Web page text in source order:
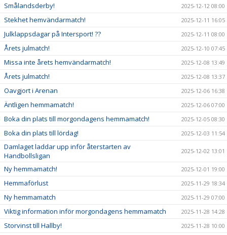
Smålandsderby! 2025-12-12 08:00
Stekhet hemvändarmatch! 2025-12-11 16:05
Julklappsdagar på Intersport! ?? 2025-12-11 08:00
Årets julmatch! 2025-12-10 07:45
Missa inte årets hemvändarmatch! 2025-12-08 13:49
Årets julmatch! 2025-12-08 13:37
Oavgjort i Arenan 2025-12-06 16:38
Äntligen hemmamatch! 2025-12-06 07:00
Boka din plats till morgondagens hemmamatch! 2025-12-05 08:30
Boka din plats till lördag! 2025-12-03 11:54
Damlaget laddar upp inför återstarten av
Handbollsligan
2025-12-02 13:01
Ny hemmamatch! 2025-12-01 19:00
Hemmaförlust 2025-11-29 18:34
Ny hemmamatch 2025-11-29 07:00
Viktig information inför morgondagens hemmamatch 2025-11-28 14:28
Storvinst till Hallby!
2025-11-28 10:00